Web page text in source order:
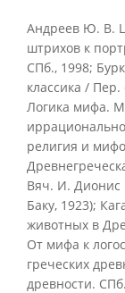
Андреев Ю. В.
штрихов к
СПб., 1998;
классика /
Логика мифа.
религия и
Вяч. И. Дионис
Баку, 1923);
животных в
От мифа к
греческих
древности.